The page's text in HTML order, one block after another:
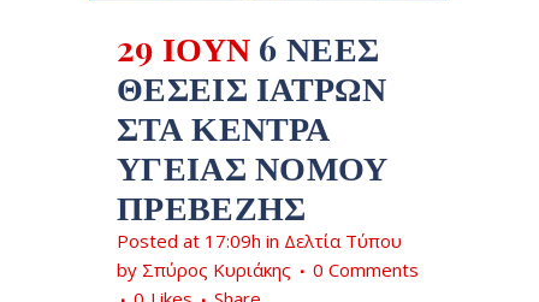
29 ΙΟΎΝ 6 ΝΈΕΣ
ΘΈΣΕΙΣ ΙΑΤΡΏΝ
ΣΤΑ ΚΈΝΤΡΑ
ΥΓΕΊΑΣ ΝΟΜΟΎ
ΠΡΕΒΈΖΗΣ
Posted at 17:09h in Δελτία Τύπου
by Σπύρος Κυριάκης
0 Comments